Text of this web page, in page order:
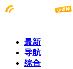
最新
导航
综合